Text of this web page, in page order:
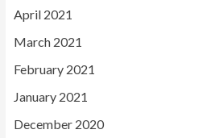
April 2021
March 2021
February 2021
January 2021
December 2020